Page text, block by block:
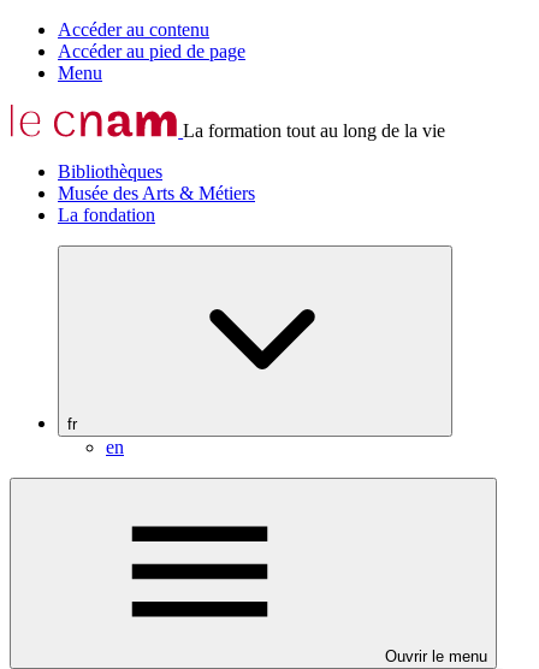
Accéder au contenu
Accéder au pied de page
Menu
La formation tout au long de la vie
Bibliothèques
Musée des Arts & Métiers
La fondation
fr
en
Ouvrir le menu